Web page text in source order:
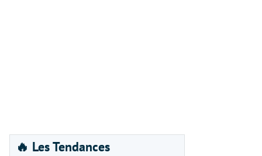
🔥 Les Tendances